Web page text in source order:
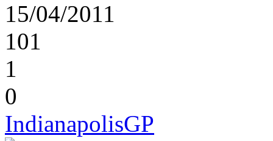
15/04/2011
101
1
0
IndianapolisGP